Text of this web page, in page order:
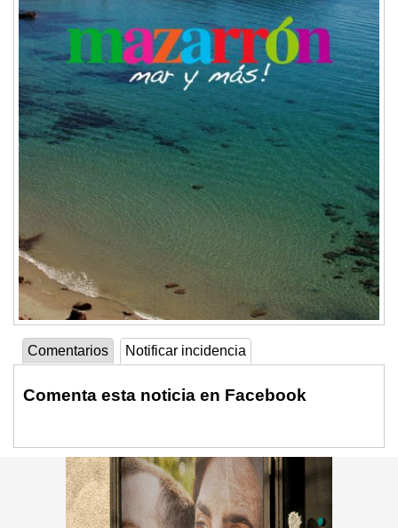
Comentarios Notificar incidencia
Comenta esta noticia en Facebook